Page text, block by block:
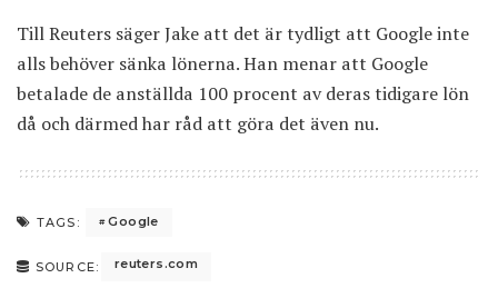
Till Reuters säger Jake att det är tydligt att Google inte
alls behöver sänka lönerna. Han menar att Google
betalade de anställda 100 procent av deras tidigare lön
då och därmed har råd att göra det även nu.
TAGS: Google
SOURCE: reuters.com